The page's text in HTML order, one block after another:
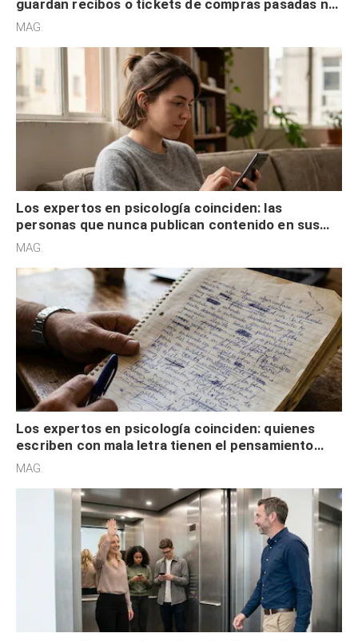
guardan recibos o tickets de compras pasadas no
son acumuladores, sino que tienen necesidad de
MAG.
Los expertos en psicología coinciden: las
personas que nunca publican contenido en sus
redes sociales no pretenden buscar validación
MAG.
Los expertos en psicología coinciden: quienes
escriben con mala letra tienen el pensamiento
acelerado y no lo hacen por desinterés
MAG.